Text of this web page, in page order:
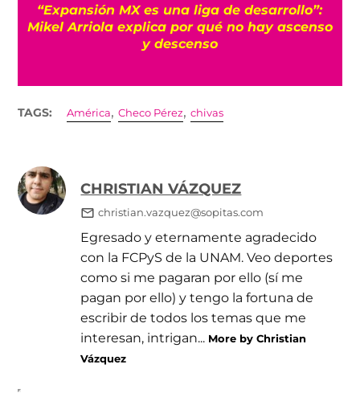
“Expansión MX es una liga de desarrollo”:
Mikel Arriola explica por qué no hay ascenso
y descenso
TAGS: América,Checo Pérez,chivas
CHRISTIAN VÁZQUEZ
christian.vazquez@sopitas.com
Egresado y eternamente agradecido
con la FCPyS de la UNAM. Veo deportes
como si me pagaran por ello (sí me
pagan por ello) y tengo la fortuna de
escribir de todos los temas que me
interesan, intrigan... More by Christian
Vázquez